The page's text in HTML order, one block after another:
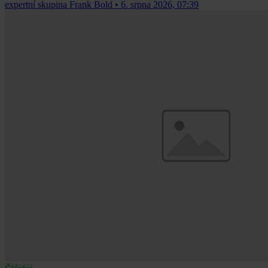
expertní skupina Frank Bold • 6. srpna 2026, 07:39